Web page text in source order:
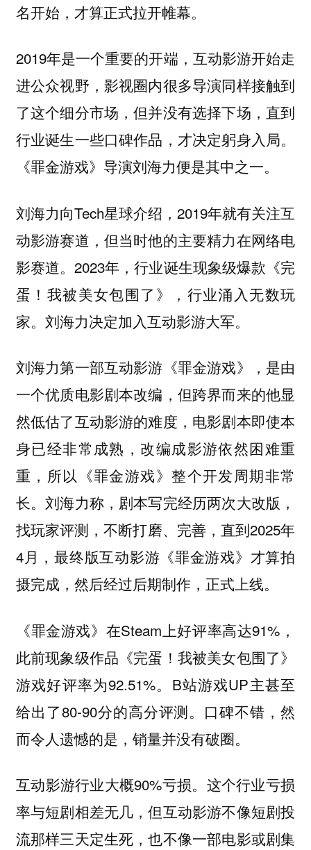
名开始，才算正式拉开帷幕。
2019年是一个重要的开端，互动影游开始走
进公众视野，影视圈内很多导演同样接触到
了这个细分市场，但并没有选择下场，直到
行业诞生一些口碑作品，才决定躬身入局。
《罪金游戏》导演刘海力便是其中之一。
刘海力向Tech星球介绍，2019年就有关注互
动影游赛道，但当时他的主要精力在网络电
影赛道。2023年，行业诞生现象级爆款《完
蛋！我被美女包围了》，行业涌入无数玩
家。刘海力决定加入互动影游大军。
刘海力第一部互动影游《罪金游戏》，是由
一个优质电影剧本改编，但跨界而来的他显
然低估了互动影游的难度，电影剧本即使本
身已经非常成熟，改编成影游依然困难重
重，所以《罪金游戏》整个开发周期非常
长。刘海力称，剧本写完经历两次大改版，
找玩家评测，不断打磨、完善，直到2025年
4月，最终版互动影游《罪金游戏》才算拍
摄完成，然后经过后期制作，正式上线。
《罪金游戏》在Steam上好评率高达91%，
此前现象级作品《完蛋！我被美女包围了》
游戏好评率为92.51%。B站游戏UP主甚至
给出了80-90分的高分评测。口碑不错，然
而令人遗憾的是，销量并没有破圈。
互动影游行业大概90%亏损。这个行业亏损
率与短剧相差无几，但互动影游不像短剧投
流那样三天定生死，也不像一部电影或剧集